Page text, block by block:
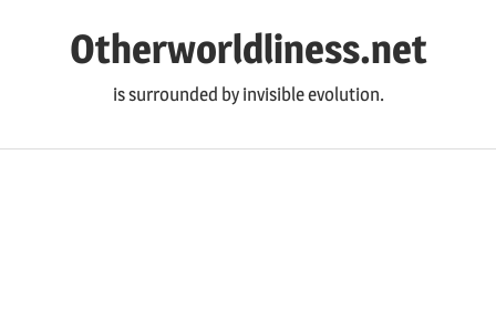
ツ
Otherworldliness.net
is surrounded by invisible evolution.